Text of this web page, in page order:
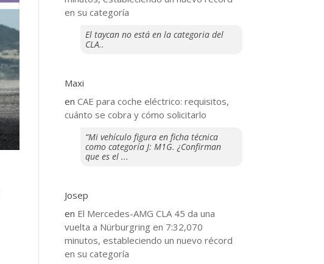
en su categoría
El taycan no está en la categoria del
CLA..
Maxi
enCAE para coche eléctrico: requisitos,
cuánto se cobra y cómo solicitarlo
“Mi vehículo figura en ficha técnica
como categoría J: M1G. ¿Confirman
que es el ...
Josep
en El Mercedes-AMG CLA 45 da una
vuelta a Nürburgring en 7:32,070
minutos, estableciendo un nuevo récord
en su categoría